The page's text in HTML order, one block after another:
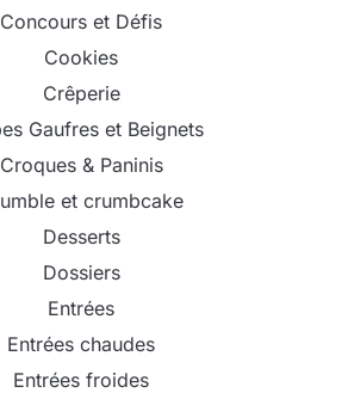
Concours et Défis
Cookies
Crêperie
Gaufres et Beignets
Croques & Paninis
et crumbcake
Desserts
Dossiers
Entrées
Entrées chaudes
Entrées froides